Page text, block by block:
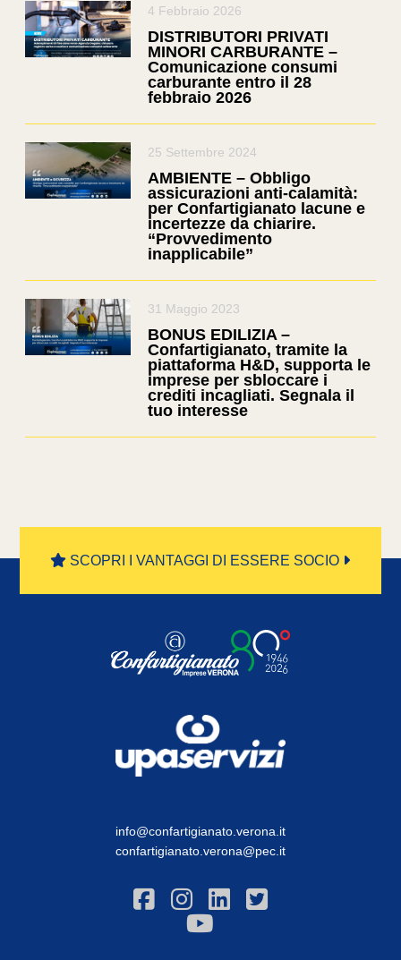
4 Febbraio 2026
DISTRIBUTORI PRIVATI
MINORI CARBURANTE –
Comunicazione consumi
carburante entro il 28
febbraio 2026
25 Settembre 2024
AMBIENTE – Obbligo
assicurazioni anti-calamità:
per Confartigianato lacune e
incertezze da chiarire.
“Provvedimento
inapplicabile”
31 Maggio 2023
BONUS EDILIZIA –
Confartigianato, tramite la
piattaforma H&D, supporta le
imprese per sbloccare i
crediti incagliati. Segnala il
tuo interesse
SCOPRI I VANTAGGI DI ESSERE SOCIO
info@confartigianato.verona.it
confartigianato.verona@pec.it